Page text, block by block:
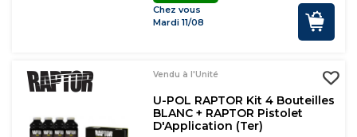
Chez vous
Mardi 11/08
Vendu à l'Unité
U-POL RAPTOR Kit 4 Bouteilles
BLANC + RAPTOR Pistolet
D'Application (ter)